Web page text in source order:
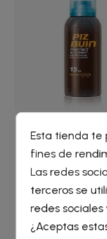
PIZ BUIN
COOL FPS -
14,20 €
Crear lista
Nombre de la
Iniciar sesión
Debe iniciar
Esta tienda te
fines de
Las redes
terceros se
redes sociales
¿Aceptas